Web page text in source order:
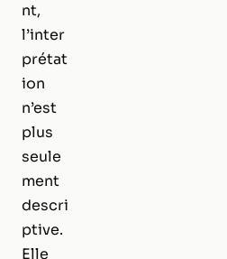
nt,
l’inter
prétat
ion
n’est
plus
seule
ment
descri
ptive.
Elle